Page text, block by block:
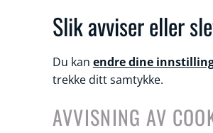
Slik avviser eller
Du kan endre dine
trekke ditt samtykke.
AVVISNING AV